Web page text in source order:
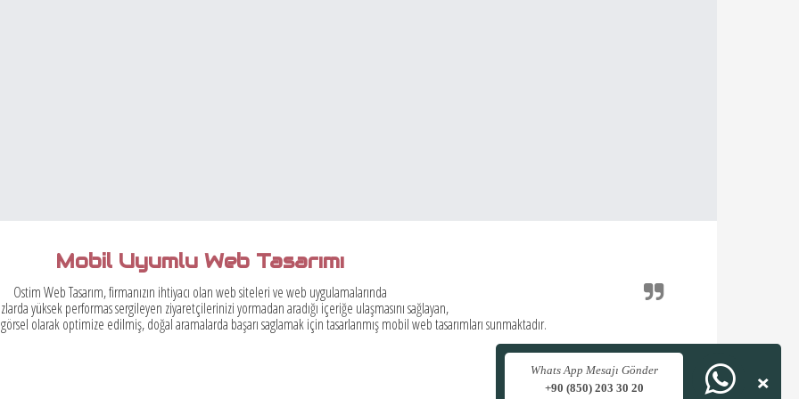
ile hazılanmış olup,
tümü ile kendi
Whats App Mesajı Gönder
+90 (850) 203 30 20
×